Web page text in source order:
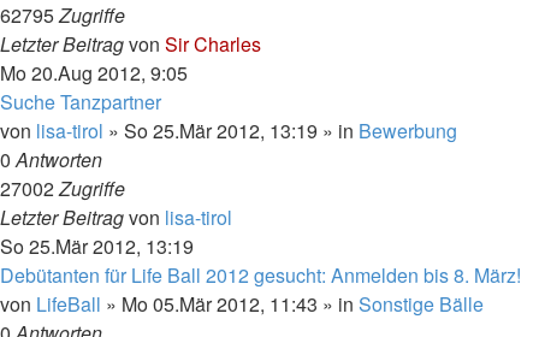
62795Zugriffe
Letzter Beitragvon Sir Charles
Mo 20.Aug 2012, 9:05
Suche Tanzpartner
von lisa-tirol » So 25.Mär 2012, 13:19 » in Bewerbung
0Antworten
27002Zugriffe
Letzter Beitragvon lisa-tirol
So 25.Mär 2012, 13:19
Debütanten für Life Ball 2012 gesucht: Anmelden bis 8. März!
von LifeBall » Mo 05.Mär 2012, 11:43 » in Sonstige Bälle